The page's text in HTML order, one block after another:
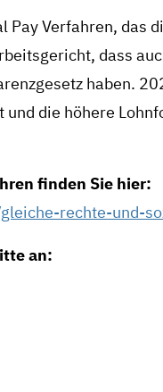
Pay Verfahren, das
dass
haben.
die höhere
finden Sie hier:
rechte-und-
an: